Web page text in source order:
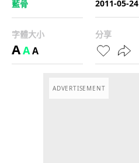
藍骨
2011-05-24
字體大小
AAA
分享
ADVERTISEMENT